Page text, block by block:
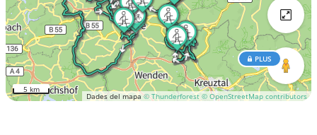
Dades del mapa© Thunderforest © OpenStreetMap contributors
PLUS
5 km